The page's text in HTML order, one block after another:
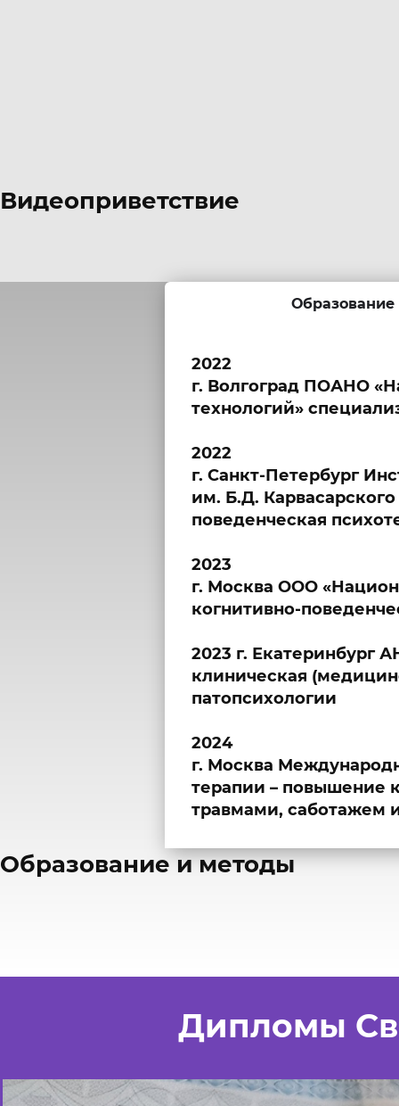
Видеоприветствие
Образование
2022
г. Волгоград ПОАНО
технологий»
2022
г. Санкт-Петербург
им. Б.Д.
поведенческая
2023
г. Москва ООО
когнитивно-
2023 г. Екатеринбург
клиническая
патопсихологии
2024
г. Москва
терапии – повышение
травмами, саботажем
​Образование и методы
Дипломы